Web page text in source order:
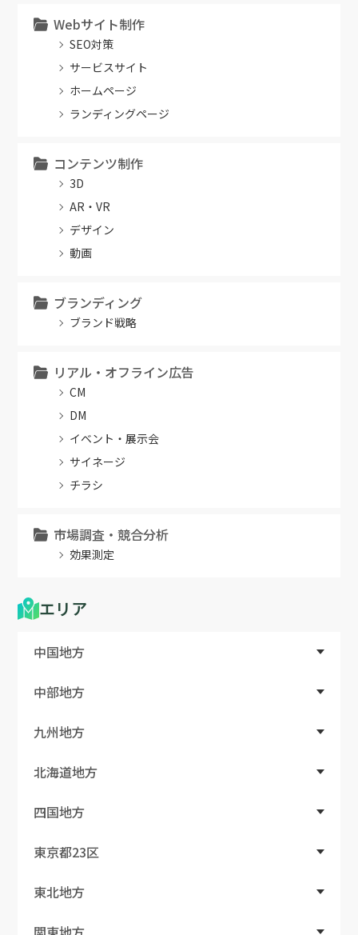
Webサイト制作
SEO対策
サービスサイト
ホームページ
ランディングページ
コンテンツ制作
3D
AR・VR
デザイン
動画
ブランディング
ブランド戦略
リアル・オフライン広告
CM
DM
イベント・展示会
サイネージ
チラシ
市場調査・競合分析
効果測定
エリア
中国地方
中部地方
九州地方
北海道地方
四国地方
東京都23区
東北地方